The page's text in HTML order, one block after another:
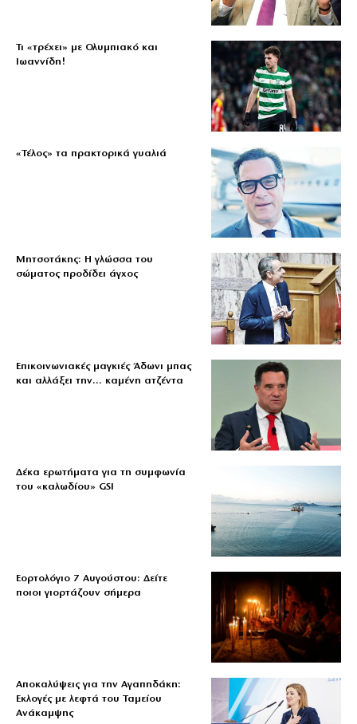
Τι «τρέχει» με Ολυμπιακό και
Ιωαννίδη!
«Τέλος» τα πρακτορικά γυαλιά
Μητσοτάκης: Η γλώσσα του
σώματος προδίδει άγχος
Επικοινωνιακές μαγκιές Άδωνι μπας
και αλλάξει την… καμένη ατζέντα
Δέκα ερωτήματα για τη συμφωνία
του «καλωδίου» GSI
Εορτολόγιο 7 Αυγούστου: Δείτε
ποιοι γιορτάζουν σήμερα
Αποκαλύψεις για την Αγαπηδάκη:
Εκλογές με λεφτά του Ταμείου
Ανάκαμψης